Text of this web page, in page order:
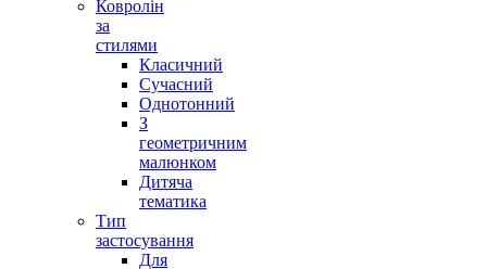
Ковролін
за
стилями
Класичний
Сучасний
Однотонний
З
геометричним
малюнком
Дитяча
тематика
Тип
застосування
Для